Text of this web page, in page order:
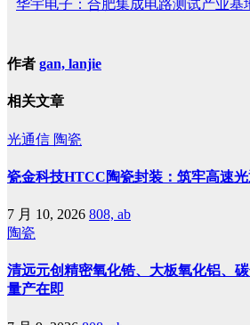
华宇电子：合肥集成电路测试产业基
作者 gan, lanjie
相关文章
光通信 陶瓷
瓷金科技HTCC陶瓷封装：筑牢高速
7 月 10, 2026 808, ab
陶瓷
清远元创精密氧化锆、大板氧化铝、
量产在即